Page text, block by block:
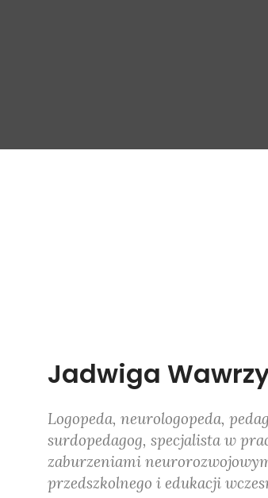
Jadwiga
Logopeda, neurologopeda,
surdopedagog, specjalista w
zaburzeniami
przedszkolnego i edukacji